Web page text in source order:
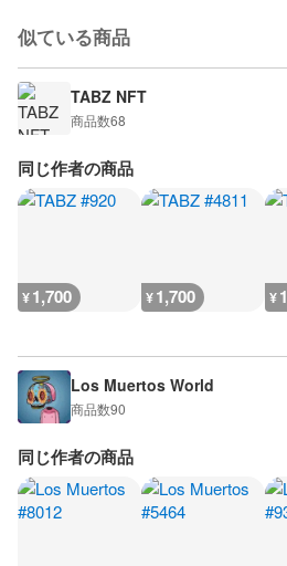
似ている商品
TABZ NFT
商品数68
同じ作者の商品
¥1,700 ¥1,700 ¥
Los Muertos World
商品数90
同じ作者の商品